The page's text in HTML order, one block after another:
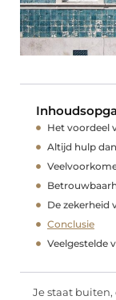
Het voordeel
Altijd hulp
De zekerheid
Conclusie
Veelgestelde
Je staat